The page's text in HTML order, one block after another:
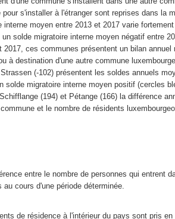
s'installer à l'étranger sont reprises dans la
moyen entre 2013 et 2017 varie
solde migratoire interne moyen négatif entre
ces communes présentent un bilan
à destination d'une autre commune
(-102) présentent les soldes annuels
solde migratoire interne moyen positif (cercles
(194) et Pétange (166) la différence
et le nombre de résidents
entre le nombre de personnes qui entrent
cours d'une période déterminée.
de résidence à l'intérieur du pays sont pris